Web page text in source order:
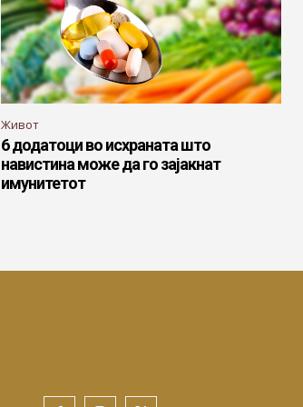
Живот
6 додатоци во исхраната што
навистина може да го зајакнат
имунитетот